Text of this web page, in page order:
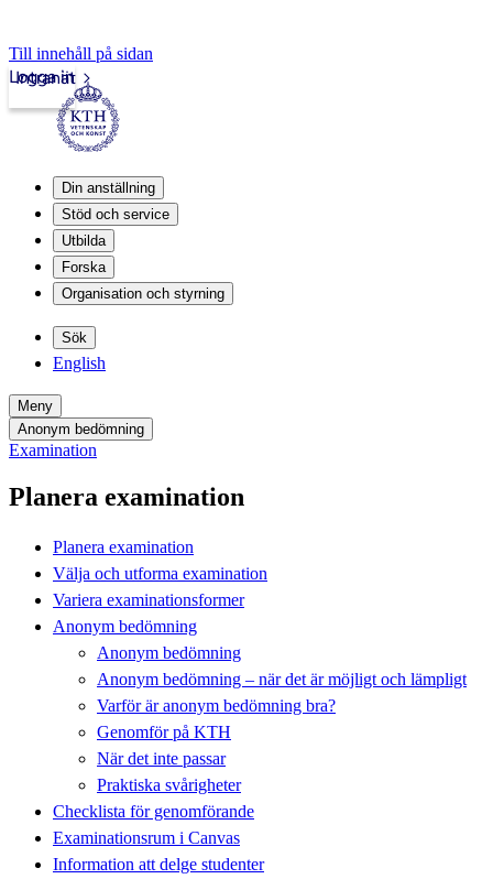
Till innehåll på sidan
Intranät
Logga in
Din anställning
Stöd och service
Utbilda
Forska
Organisation och styrning
Sök
English
Meny
Anonym bedömning
Examination
Planera examination
Planera examination
Välja och utforma examination
Variera examinationsformer
Anonym bedömning
Anonym bedömning
Anonym bedömning – när det är möjligt och lämpligt
Varför är anonym bedömning bra?
Genomför på KTH
När det inte passar
Praktiska svårigheter
Checklista för genomförande
Examinationsrum i Canvas
Information att delge studenter